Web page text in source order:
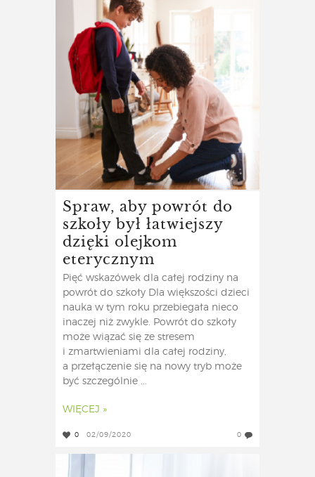
Spraw, aby powrót do
szkoły był łatwiejszy
dzięki olejkom
eterycznym
Pięć wskazówek dla całej rodziny na
powrót do szkoły Dla większości dzieci
nauka w tym roku przebiegała nieco
inaczej niż zwykle. Powrót do szkoły
może wiązać się ze stresem
i zmartwieniami dla całej rodziny,
a przełączenie się na nowy tryb może
być szczególnie ...
WIĘCEJ »
0 02/09/2020 0